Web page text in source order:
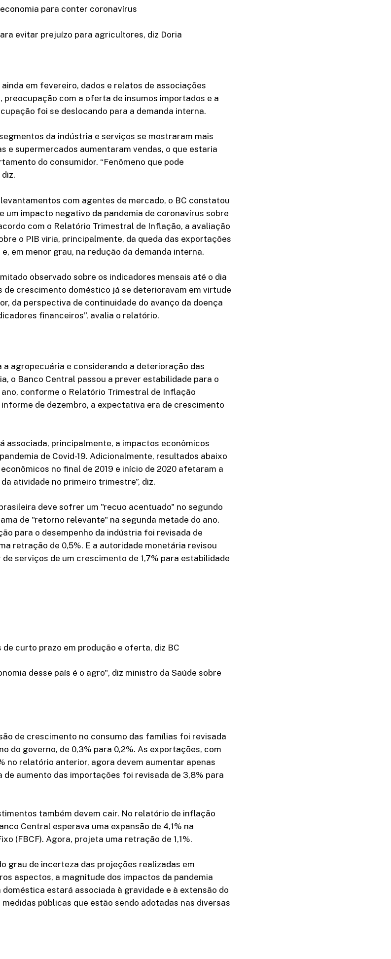
para conter coronavírus
evitar prejuízo para agricultores, diz Doria
em fevereiro, dados e relatos de associações
preocupação com a oferta de insumos importados e a
foi se deslocando para a demanda interna.
da indústria e serviços se mostraram mais
e supermercados aumentaram vendas, o que estaria
do consumidor. “Fenômeno que pode
com agentes de mercado, o BC constatou
um impacto negativo da pandemia de coronavírus sobre
com o Relatório Trimestral de Inflação, a avaliação
o PIB viria, principalmente, da queda das exportações
em menor grau, na redução da demanda interna.
observado sobre os indicadores mensais até o dia
de crescimento doméstico já se deterioravam em virtude
da perspectiva de continuidade do avanço da doença
financeiros”, avalia o relatório.
agropecuária e considerando a deterioração das
o Banco Central passou a prever estabilidade para o
conforme o Relatório Trimestral de Inflação
de dezembro, a expectativa era de crescimento
associada, principalmente, a impactos econômicos
de Covid-19. Adicionalmente, resultados abaixo
no final de 2019 e início de 2020 afetaram a
atividade no primeiro trimestre”, diz.
deve sofrer um "recuo acentuado" no segundo
de "retorno relevante" na segunda metade do ano.
para o desempenho da indústria foi revisada de
retração de 0,5%. E a autoridade monetária revisou
serviços de um crescimento de 1,7% para estabilidade
curto prazo em produção e oferta, diz BC
desse país é o agro", diz ministro da Saúde sobre
de crescimento no consumo das famílias foi revisada
do governo, de 0,3% para 0,2%. As exportações, com
no relatório anterior, agora devem aumentar apenas
de aumento das importações foi revisada de 3,8% para
também devem cair. No relatório de inflação
Central esperava uma expansão de 4,1% na
(FBCF). Agora, projeta uma retração de 1,1%.
grau de incerteza das projeções realizadas em
aspectos, a magnitude dos impactos da pandemia
estará associada à gravidade e à extensão do
públicas que estão sendo adotadas nas diversas